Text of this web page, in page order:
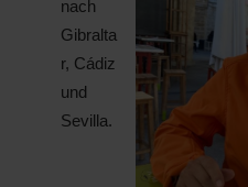
nach
Gibralta
r, Cádiz
und
Sevilla.